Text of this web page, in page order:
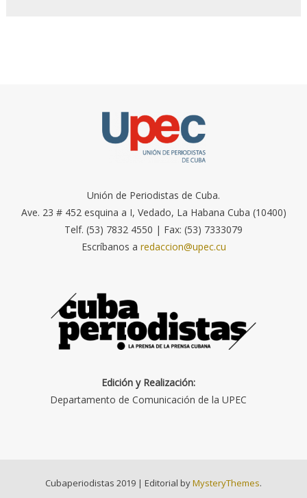
Unión de Periodistas de Cuba.
Ave. 23 # 452 esquina a I, Vedado, La Habana Cuba (10400)
Telf. (53) 7832 4550 | Fax: (53) 7333079
Escríbanos a redaccion@upec.cu
Edición y Realización:
Departamento de Comunicación de la UPEC
Cubaperiodistas 2019 | Editorial byMysteryThemes.